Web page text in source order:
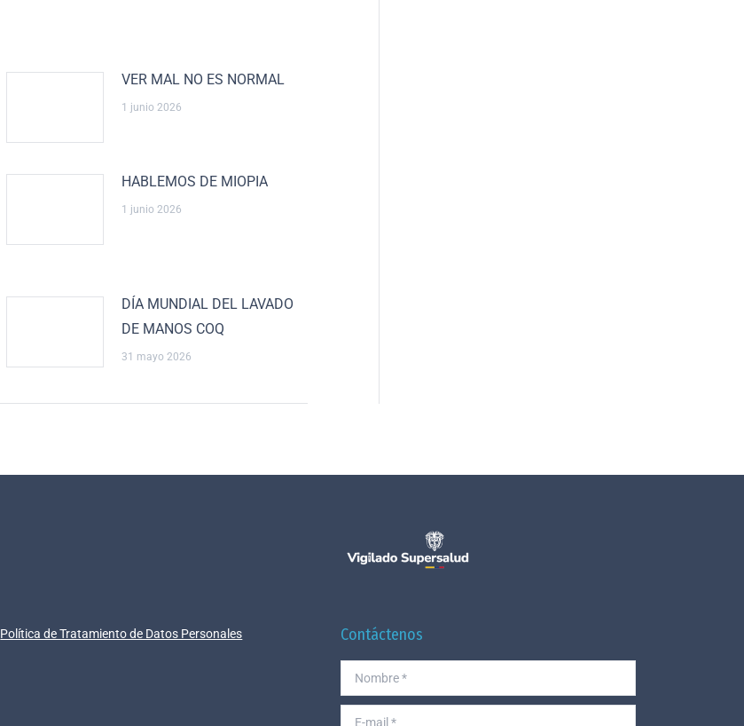
VER MAL NO ES NORMAL
1 junio 2026
HABLEMOS DE MIOPIA
1 junio 2026
DÍA MUNDIAL DEL LAVADO
DE MANOS COQ
31 mayo 2026
Política de Tratamiento de Datos Personales Contáctenos
Nombre *
E-mail *